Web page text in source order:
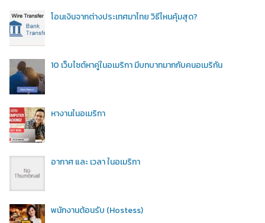
โอนเงินจากต่างประเทศมาไทย วิธีไหนคุ้มสุด?
10 เว็บไซต์หาคู่ในอเมริกา มีบทบาทมากกับคนอเมริกัน
หางานในอเมริกา
อากาศ และ เวลา ในอเมริกา
พนักงานต้อนรับ (Hostess)